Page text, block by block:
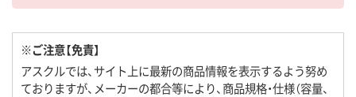
※ご注意【免責】
アスクルでは、サイト上に最新の商品情報を表示するよう努め
ておりますが、メーカーの都合等により、商品規格・仕様（容量、